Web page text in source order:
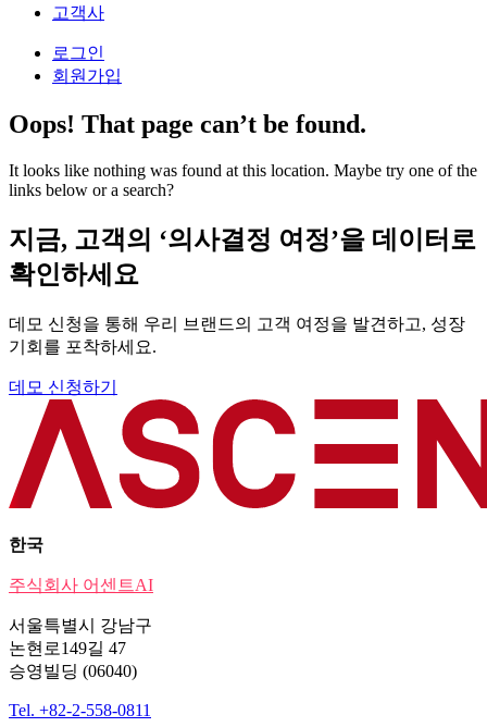
고객사
로그인
회원가입
Oops! That page can’t be found.
It looks like nothing was found at this location. Maybe try one of the
links below or a search?
지금, 고객의 ‘의사결정 여정’을 데이터로
확인하세요
데모 신청을 통해 우리 브랜드의 고객 여정을 발견하고, 성장
기회를 포착하세요.
데모 신청하기
한국
주식회사 어센트AI
서울특별시 강남구
논현로149길 47
승영빌딩 (06040)
Tel. +82-2-558-0811